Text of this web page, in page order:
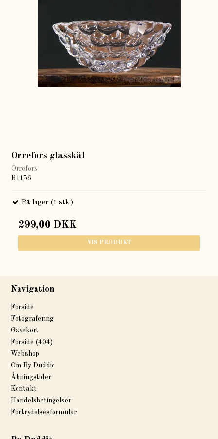
Orrefors glasskål
Orrefors
B1156
På lager (1 stk.)
299,00 DKK
VIS PRODUKT
Navigation
Forside
Fotografering
Gavekort
Forside (404)
Webshop
Om By Duddie
Åbningstider
Kontakt
Handelsbetingelser
Fortrydelsesformular